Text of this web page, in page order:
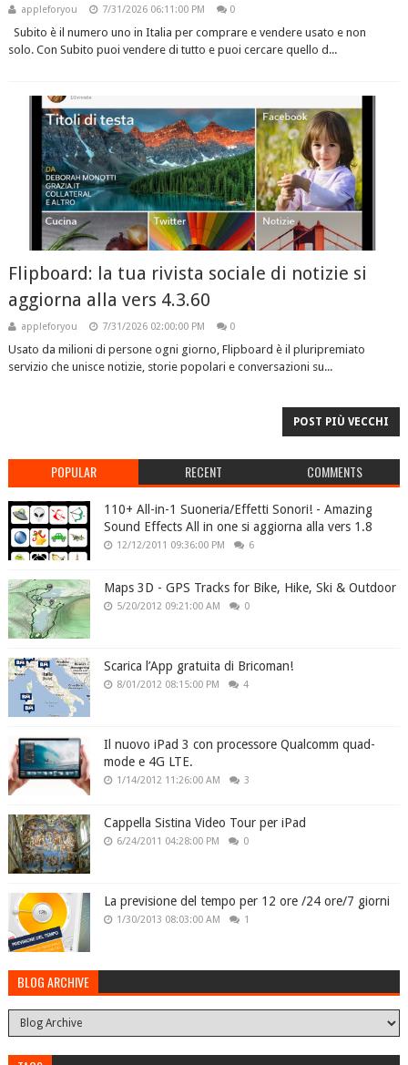
appleforyou 7/31/2026 06:11:00 PM 0
Subito è il numero uno in Italia per comprare e vendere usato e non
solo. Con Subito puoi vendere di tutto e puoi cercare quello d...
Flipboard: la tua rivista sociale di notizie si
aggiorna alla vers 4.3.60
appleforyou 7/31/2026 02:00:00 PM 0
Usato da milioni di persone ogni giorno, Flipboard è il pluripremiato
servizio che unisce notizie, storie popolari e conversazioni su...
POST PIÙ VECCHI
POPULAR RECENT COMMENTS
110+ All-in-1 Suoneria/Effetti Sonori! - Amazing
Sound Effects All in one si aggiorna alla vers 1.8
12/12/2011 09:36:00 PM 6
Maps 3D - GPS Tracks for Bike, Hike, Ski & Outdoor
5/20/2012 09:21:00 AM 0
Scarica l’App gratuita di Bricoman!
8/01/2012 08:15:00 PM 4
Il nuovo iPad 3 con processore Qualcomm quad-
mode e 4G LTE.
1/14/2012 11:26:00 AM 3
Cappella Sistina Video Tour per iPad
6/24/2011 04:28:00 PM 0
La previsione del tempo per 12 ore /24 ore/7 giorni
1/30/2013 08:03:00 AM 1
BLOG ARCHIVE